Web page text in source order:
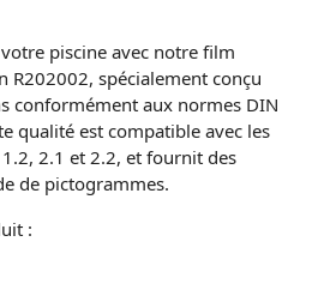
piscine avec notre film
R202002, spécialement conçu
conformément aux normes DIN
qualité est compatible avec les
2.1 et 2.2, et fournit des
de pictogrammes.
: